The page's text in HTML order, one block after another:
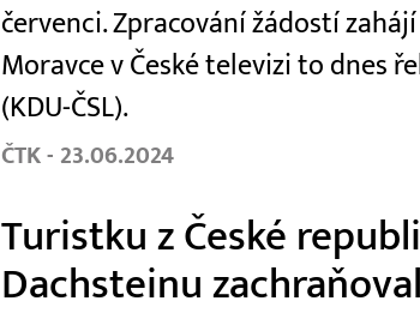
červenci. Zpracování žádostí
Moravce v České televizi to dnes
(KDU-ČSL).
ČTK - 23.06.2024
Turistku z České
Dachsteinu